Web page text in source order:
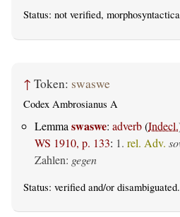
Status: not verified,
↑ Token: swaswe
Codex Ambrosianus A
Lemma swaswe: adverb(Indecl.
WS 1910, p. 133: 1. rel. Adv.
Zahlen: gegen
Status: verified and/or disambiguated.